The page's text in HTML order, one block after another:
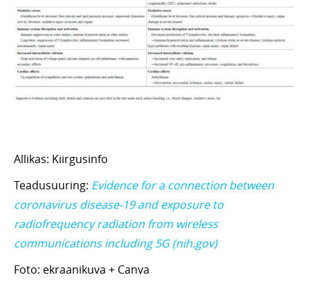
Allikas: Kiirgusinfo
Teadusuuring: Evidence for a connection between
coronavirus disease-19 and exposure to
radiofrequency radiation from wireless
communications including 5G (nih.gov)
Foto: ekraanikuva + Canva